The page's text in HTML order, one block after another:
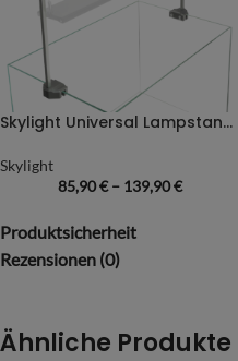
Skylight Universal Lampstand – Aquarium Edge Stand
Skylight
85,90€– 139,90€
Produktsicherheit
Rezensionen (0)
Ähnliche Produkte